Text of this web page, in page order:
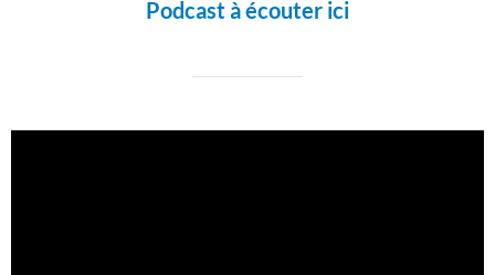
Podcast à écouter ici